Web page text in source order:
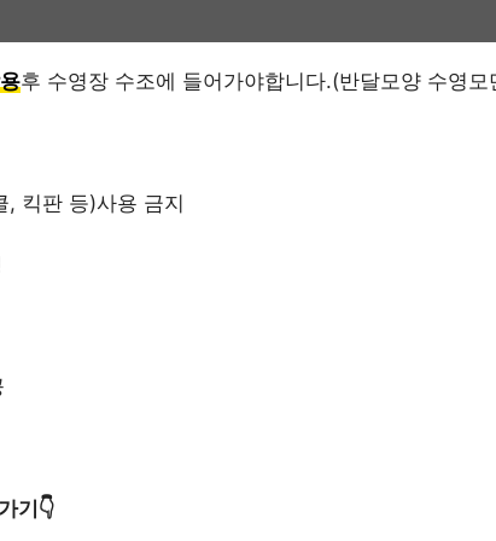
후 수영장 수조에 들어가야합니다.(반달모양 수영모
킥판 등)사용 금지
기👇